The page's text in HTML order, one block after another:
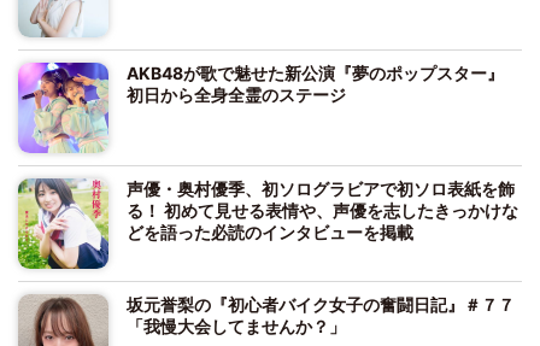
AKB48が歌で魅せた新公演『夢のポップスター』
初日から全身全霊のステージ
声優・奥村優季、初ソログラビアで初ソロ表紙を飾
る！ 初めて見せる表情や、声優を志したきっかけな
どを語った必読のインタビューを掲載
坂元誉梨の『初心者バイク女子の奮闘日記』＃７７
「我慢大会してませんか？」